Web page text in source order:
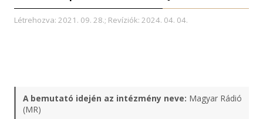
Létrehozva: 2021. 09. 28.; Revíziók: 2024. 04. 04.
A bemutató idején az intézmény neve: Magyar Rádió
(MR)